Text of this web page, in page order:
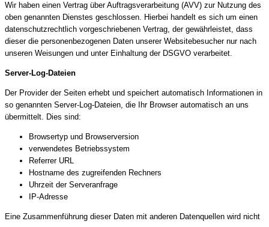
Wir haben einen Vertrag über Auftragsverarbeitung (AVV) zur Nutzung des
oben genannten Dienstes geschlossen. Hierbei handelt es sich um einen
datenschutzrechtlich vorgeschriebenen Vertrag, der gewährleistet, dass
dieser die personenbezogenen Daten unserer Websitebesucher nur nach
unseren Weisungen und unter Einhaltung der DSGVO verarbeitet.
Server-Log-Dateien
Der Provider der Seiten erhebt und speichert automatisch Informationen in
so genannten Server-Log-Dateien, die Ihr Browser automatisch an uns
übermittelt. Dies sind:
Browsertyp und Browserversion
verwendetes Betriebssystem
Referrer URL
Hostname des zugreifenden Rechners
Uhrzeit der Serveranfrage
IP-Adresse
Eine Zusammenführung dieser Daten mit anderen Datenquellen wird nicht